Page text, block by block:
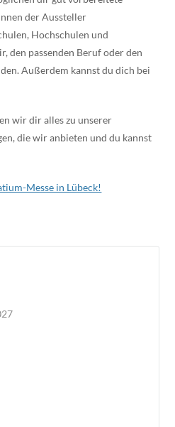
der Aussteller
Hochschulen und
den passenden Beruf oder den
Außerdem kannst du dich bei
wir dir alles zu unserer
die wir anbieten und du kannst
Messe in Lübeck!